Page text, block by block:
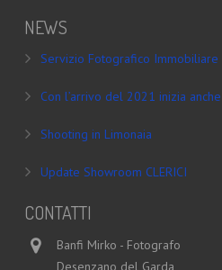
NEWS
Servizio Fotografico Immobiliare
Con l’arrivo del 2021 inizia
Shooting in Limonaia
Update Showroom CLERICI
CONTATTI
Banfi Mirko - Fotografo
Desenzano del Garda